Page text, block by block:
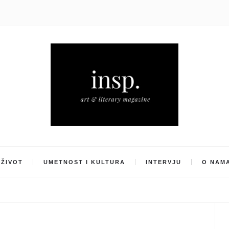
ŽIVOT UMETNOST I KULTURA INTERVJU O